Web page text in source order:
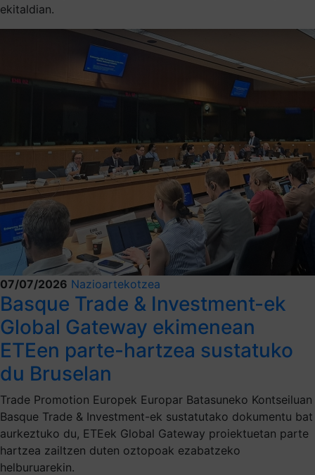
ekitaldian.
07/07/2026 Nazioartekotzea
Basque Trade & Investment-ek
Global Gateway ekimenean
ETEen parte-hartzea sustatuko
du Bruselan
Trade Promotion Europek Europar Batasuneko Kontseiluan
Basque Trade & Investment-ek sustatutako dokumentu bat
aurkeztuko du, ETEek Global Gateway proiektuetan parte
hartzea zailtzen duten oztopoak ezabatzeko
helburuarekin.